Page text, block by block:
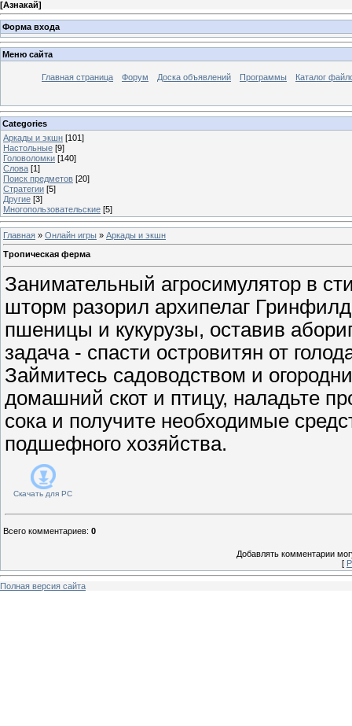
[Азнакай]
Форма входа
Меню сайта
Главная страница Форум Доска объявлений Программы Каталог
Categories
Аркады и экшн [101]
Настольные [9]
Головоломки [140]
Слова [1]
Поиск предметов [20]
Стратегии [5]
Другие [3]
Многопользовательские [5]
Главная » Онлайн игры » Аркады и экшн
Тропическая ферма
Занимательный агросимулятор в
шторм разорил архипелаг
пшеницы и кукурузы, оставив
задача - спасти островитян от
Займитесь садоводством и
домашний скот и птицу, наладьте
сока и получите необходимые
подшефного хозяйства.
Скачать для PC
Всего комментариев: 0
Добавлять комментарии
[
Полная версия сайта